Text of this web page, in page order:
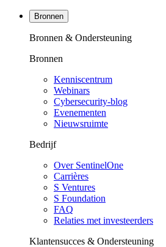
Bronnen
Bronnen & Ondersteuning
Bronnen
Kenniscentrum
Webinars
Cybersecurity-blog
Evenementen
Nieuwsruimte
Bedrijf
Over SentinelOne
Carrières
S Ventures
S Foundation
FAQ
Relaties met investeerders
Klantensucces & Ondersteuning